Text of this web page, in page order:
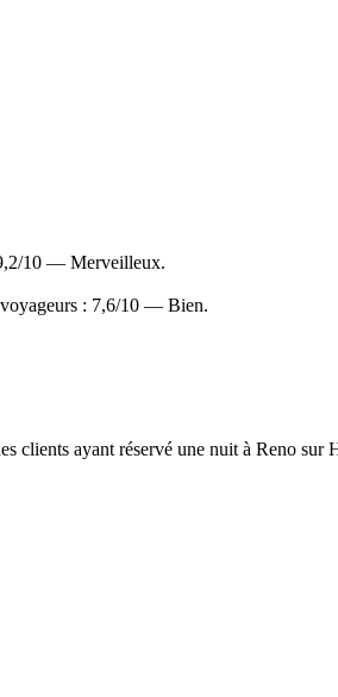
10 — Merveilleux.
: 7,6/10 — Bien.
clients ayant réservé une nuit à Reno